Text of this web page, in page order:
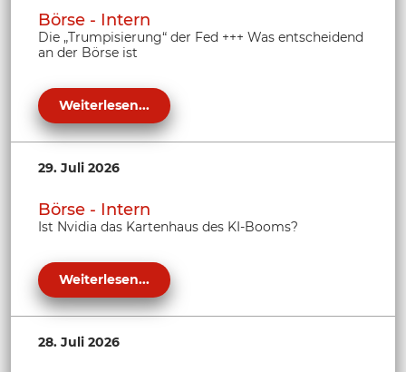
Börse - Intern
Die „Trumpisierung“ der Fed +++ Was entscheidend
an der Börse ist
Weiterlesen...
29. Juli 2026
Börse - Intern
Ist Nvidia das Kartenhaus des KI-Booms?
Weiterlesen...
28. Juli 2026